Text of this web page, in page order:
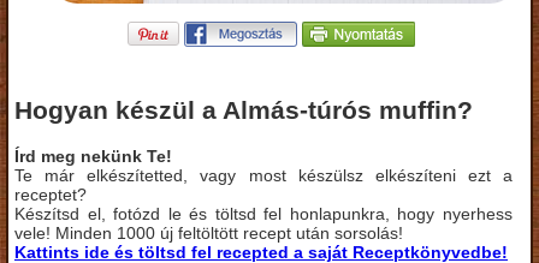
Hogyan készül a Almás-túrós muffin?
Írd meg nekünk Te!
Te már elkészítetted, vagy most készülsz elkészíteni ezt a
receptet?
Készítsd el, fotózd le és töltsd fel honlapunkra, hogy nyerhess
vele! Minden 1000 új feltöltött recept után sorsolás!
Kattints ide és töltsd fel recepted a saját Receptkönyvedbe!